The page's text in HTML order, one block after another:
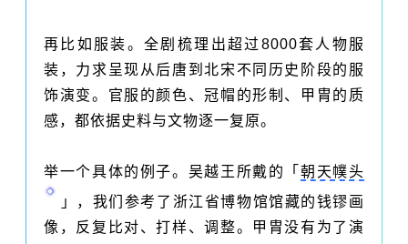
再比如服装。全剧梳理出超过8000套人物服
装，力求呈现从 后唐到北宋不同历史阶段的服
饰演变。官服的颜色、冠帽的形制、甲胄的质
感，都依据史料与文物逐一复原。
举一个具体的例子。吴越王所戴的「朝天幞头
」，我们参考了 浙江省博物馆馆藏的钱镠画
像，反复比对、打样、调整。甲胄没有为了演